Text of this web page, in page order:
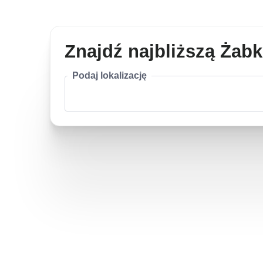
Znajdź najbliższą
Podaj lokalizację